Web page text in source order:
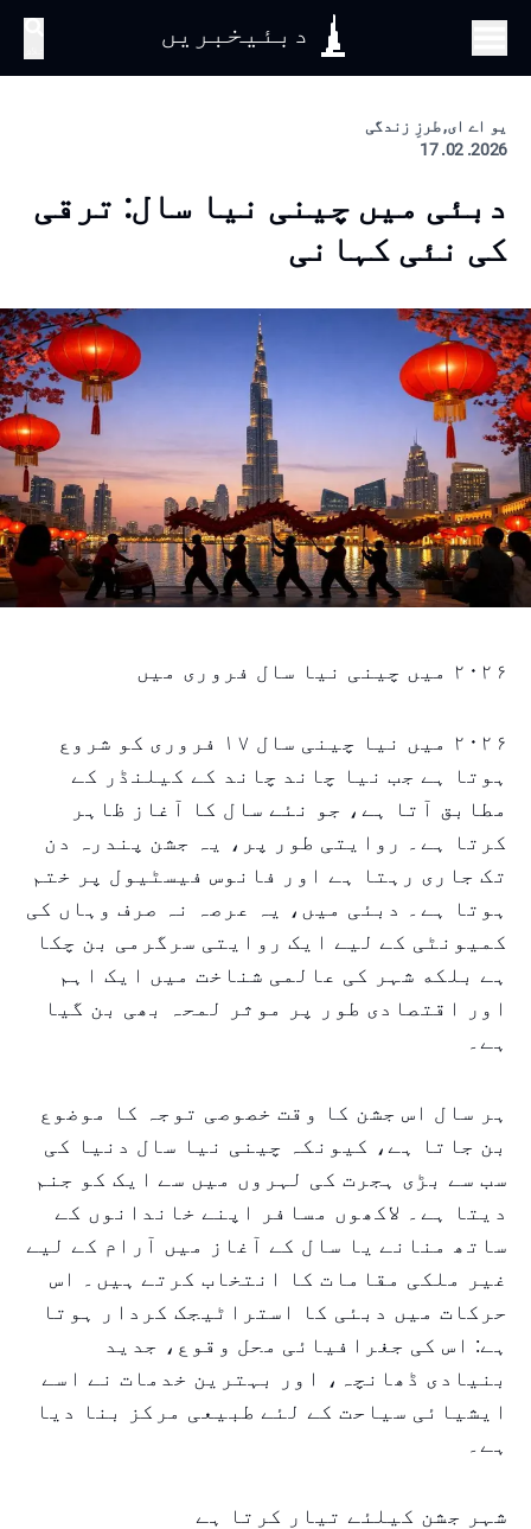
دبئیخبریں
یو اے ای, طرزِ زندگی
2026. 02. 17
دبئی میں چینی نیا سال: ترقی
کی نئی کہانی
۲۰۲۶ میں چینی نیا سال فروری میں
۲۰۲۶ میں نیا چینی سال ۱۷ فروری کو شروع
ہوتا ہے جب نیا چاند چاند کے کیلنڈر کے
مطابق آتا ہے، جو نئے سال کا آغاز ظاہر
کرتا ہے۔ روایتی طور پر، یہ جشن پندرہ دن
تک جاری رہتا ہے اور فانوس فیسٹیول پر ختم
ہوتا ہے۔ دبئی میں، یہ عرصہ نہ صرف وہاں کی
کمیونٹی کے لیے ایک روایتی سرگرمی بن چکا
ہے بلکه شہر کی عالمی شناخت میں ایک اہم
اور اقتصادی طور پر موثر لمحہ بھی بن گیا
ہے۔
ہر سال اس جشن کا وقت خصوصی توجہ کا موضوع
بن جاتا ہے، کیونکہ چینی نیا سال دنیا کی
سب سے بڑی ہجرت کی لہروں میں سے ایک کو جنم
دیتا ہے۔ لاکھوں مسافر اپنے خاندانوں کے
ساتھ منانے یا سال کے آغاز میں آرام کے لیے
غیر ملکی مقامات کا انتخاب کرتے ہیں۔ اس
حرکات میں دبئی کا استراٹیجک کردار ہوتا
ہے: اس کی جغرافیائی محل وقوع، جدید
بنیادی ڈھانچہ، اور بہترین خدمات نے اسے
ایشیائی سیاحت کے لئے طبیعی مرکز بنا دیا
ہے۔
شہر جشن کیلئے تیار کرتا ہے